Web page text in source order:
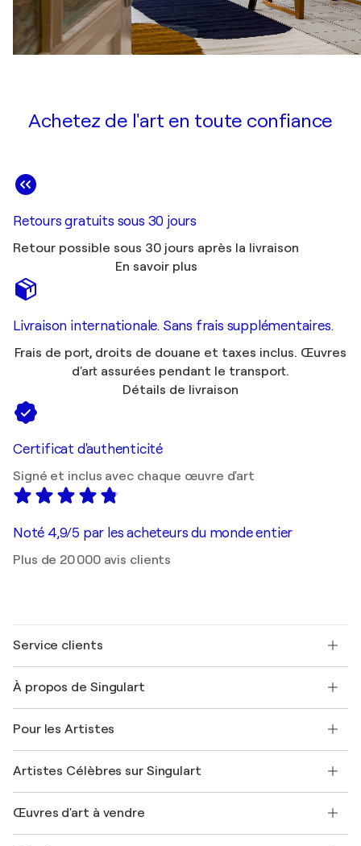
Achetez de l'art en toute confiance
Retours gratuits sous 30 jours
Retour possible sous 30 jours après la livraison
En savoir plus
Livraison internationale. Sans frais supplémentaires.
Frais de port, droits de douane et taxes inclus. Œuvres
d'art assurées pendant le transport.
Détails de livraison
Certificat d'authenticité
Signé et inclus avec chaque œuvre d'art
Noté 4,9/5 par les acheteurs du monde entier
Plus de 20 000 avis clients
Service clients
Expédition
Offrir une carte cadeau
Rejoignez notre programme commercial
Mon compte
+33 1 76 44 06 42
À propos de Singulart
FAQ
Magazine Singulart
Emplois
Découvrez une sélection d'art original
Pour les Artistes
Se connecter en tant qu'Artiste
Artistes Célèbres sur Singulart
Marc Chagall
Œuvres d'art à vendre